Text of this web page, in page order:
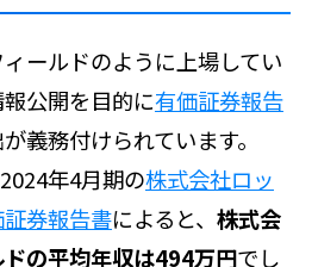
ールドのように上場してい
公開を目的に有価証券報告
義務付けられています。
年4月期の株式会社ロッ
券報告書によると、 株式会
の平均年収は494万円でし